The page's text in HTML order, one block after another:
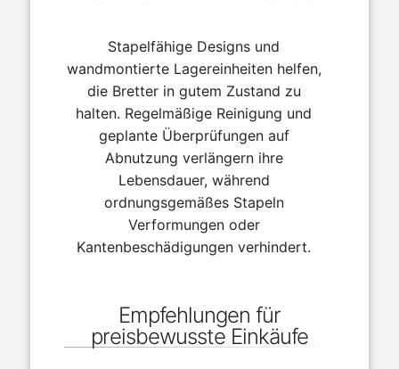
Stapelfähige Designs und
wandmontierte Lagereinheiten helfen,
die Bretter in gutem Zustand zu
halten. Regelmäßige Reinigung und
geplante Überprüfungen auf
Abnutzung verlängern ihre
Lebensdauer, während
ordnungsgemäßes Stapeln
Verformungen oder
Kantenbeschädigungen verhindert.
Empfehlungen für
preisbewusste Einkäufe